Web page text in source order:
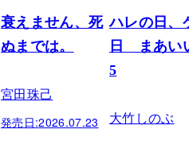
衰えません、死
ぬまでは。
宮田珠己
発売日:2026.07.23
ハレの日、
日 まあい
5
大竹しのぶ